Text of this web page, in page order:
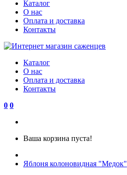
Каталог
О нас
Оплата и доставка
Контакты
Каталог
О нас
Оплата и доставка
Контакты
0 0
Ваша корзина пуста!
Яблоня колоновидная "Медок"